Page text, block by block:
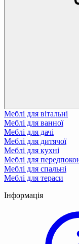
Меблі для вітальні
Меблі для ванної
Меблі для дачі
Меблі для дитячої
Меблі для кухні
Меблі для
Меблі для спальні
Меблі для тераси
Інформація